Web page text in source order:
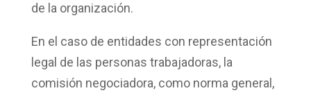
de la organización.
En el caso de entidades con representación
legal de las personas trabajadoras, la
comisión negociadora, como norma general,